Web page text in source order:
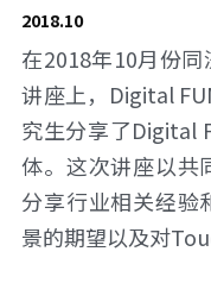
2018.10
在2018年10月份
讲座上，Digital
究生分享了Digital
体。这次讲座以共
分享行业相关经验
景的期望以及对